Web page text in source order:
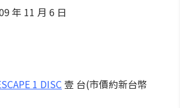
年 11 月 6 日
1 DISC 壹 台(市價約新台幣